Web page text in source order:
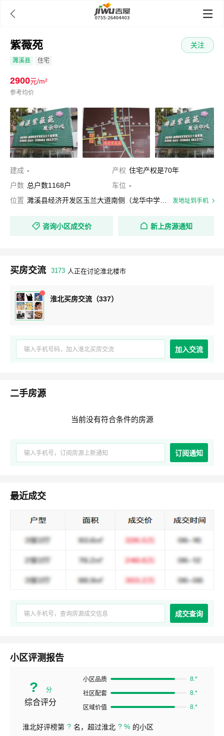

紫薇苑 关注
濉溪县 住宅
2900元/m²
参考均价
建成 - 产权 住宅产权是70年
户数 总户数1168户 车位 -
位置
发地址到手机
咨询小区成交价 新上房源通知
买房交流 3173 人正在讨论淮北楼市
淮北买房交流（337）
加入交流
二手房源
当前没有符合条件的房源
订阅通知
最近成交
成交查询
小区评测报告
? 分
综合评分
淮北好评榜第 ? 名，超过淮北 ? % 的小区
小区品质 8.*
社区配套 8.*
区域价值 8.*